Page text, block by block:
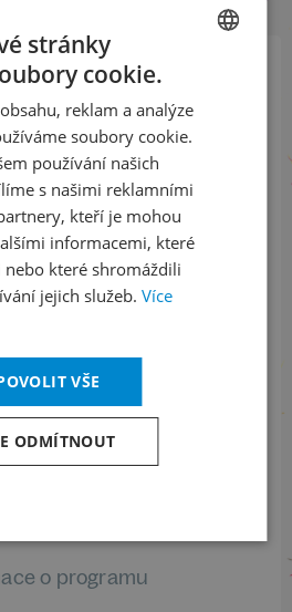
našemu newsletteru
první v obraze
NEWSLETTER
na sociálních sítích
o stavu objednávek
o programu
ENGLISH
stránky
cookie.
reklam a analýze
soubory cookie.
používání našich
s našimi reklamními
kteří je mohou
informacemi, které
které shromáždili
jejich služeb. Více
VŠE
ODMÍTNOUT